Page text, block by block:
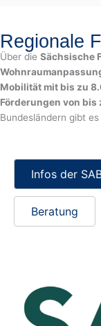
Regionale
Über die Sächsische
Mobilität mit bis zu
Förderungen von bis
Bundesländern gibt
Infos der
Beratung